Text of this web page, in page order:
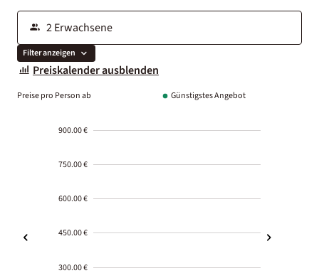
Filter anzeigen
Preiskalender ausblenden
Preise pro Person ab Günstigstes Angebot
900.00 €
750.00 €
600.00 €
450.00 €
300.00 €